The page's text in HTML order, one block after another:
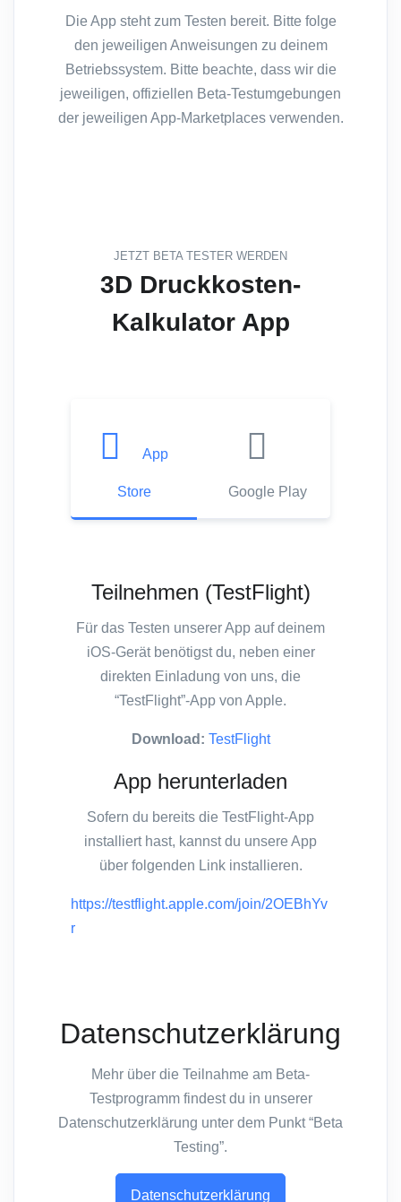
Die App steht zum Testen bereit. Bitte folge
den jeweiligen Anweisungen zu deinem
Betriebssystem. Bitte beachte, dass wir die
jeweiligen, offiziellen Beta-Testumgebungen
der jeweiligen App-Marketplaces verwenden.
JETZT BETA TESTER WERDEN
3D Druckkosten-
Kalkulator App
App
Store Google Play
Teilnehmen (TestFlight)
Für das Testen unserer App auf deinem
iOS-Gerät benötigst du, neben einer
direkten Einladung von uns, die
“TestFlight”-App von Apple.
Download: TestFlight
App herunterladen
Sofern du bereits die TestFlight-App
installiert hast, kannst du unsere App
über folgenden Link installieren.
https://testflight.apple.com/join/2OEBhYv
r
Datenschutzerklärung
Mehr über die Teilnahme am Beta-
Testprogramm findest du in unserer
Datenschutzerklärung unter dem Punkt “Beta
Testing”.
Datenschutzerklärung